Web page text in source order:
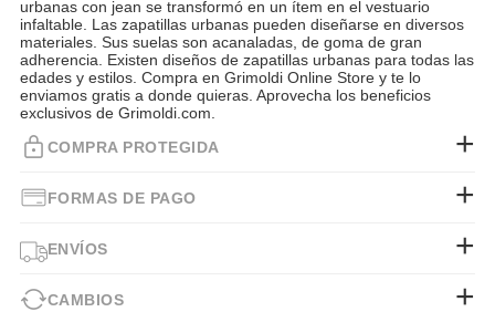
urbanas con jean se transformó en un ítem en el vestuario
infaltable. Las zapatillas urbanas pueden diseñarse en diversos
materiales. Sus suelas son acanaladas, de goma de gran
adherencia. Existen diseños de zapatillas urbanas para todas las
edades y estilos. Compra en Grimoldi Online Store y te lo
enviamos gratis a donde quieras. Aprovecha los beneficios
exclusivos de Grimoldi.com.
COMPRA PROTEGIDA
FORMAS DE PAGO
ENVÍOS
CAMBIOS